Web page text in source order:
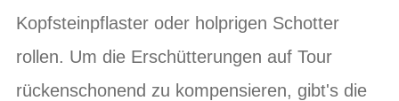
Kopfsteinpflaster oder holprigen Schotter
rollen. Um die Erschütterungen auf Tour
rückenschonend zu kompensieren, gibt's die